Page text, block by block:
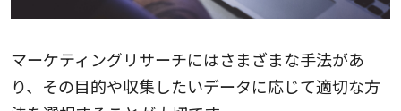
マーケティングリサーチにはさまざまな手法があ
り、その目的や収集したいデータに応じて適切な方